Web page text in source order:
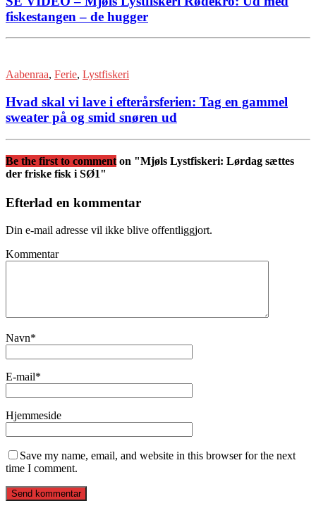
fiskestangen – de hugger
Aabenraa, Ferie, Lystfiskeri
Hvad skal vi lave i efterårsferien: Tag en gammel
sweater på og smid snøren ud
Be the first to comment on "Mjøls Lystfiskeri: Lørdag sættes
der friske fisk i SØ1"
Efterlad en kommentar
Din e-mail adresse vil ikke blive offentliggjort.
Kommentar
Navn*
E-mail*
Hjemmeside
Save my name, email, and website in this browser for the next
time I comment.